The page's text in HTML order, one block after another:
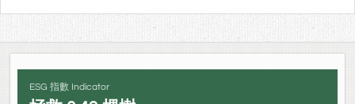
ESG 指數 Indicator